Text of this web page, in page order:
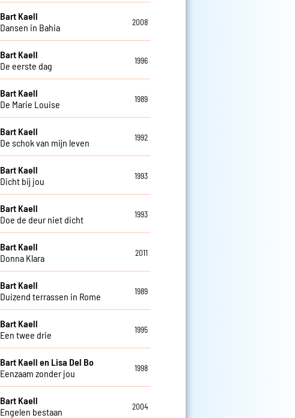
Bart Kaell
Dansen in Bahia
2008
Bart Kaell
De eerste dag
1996
Bart Kaell
De Marie Louise
1989
Bart Kaell
De schok van mijn leven
1992
Bart Kaell
Dicht bij jou
1993
Bart Kaell
Doe de deur niet dicht
1993
Bart Kaell
Donna Klara
2011
Bart Kaell
Duizend terrassen in Rome
1989
Bart Kaell
Een twee drie
1995
Bart Kaell en Lisa Del Bo
Eenzaam zonder jou
1998
Bart Kaell
Engelen bestaan
2004